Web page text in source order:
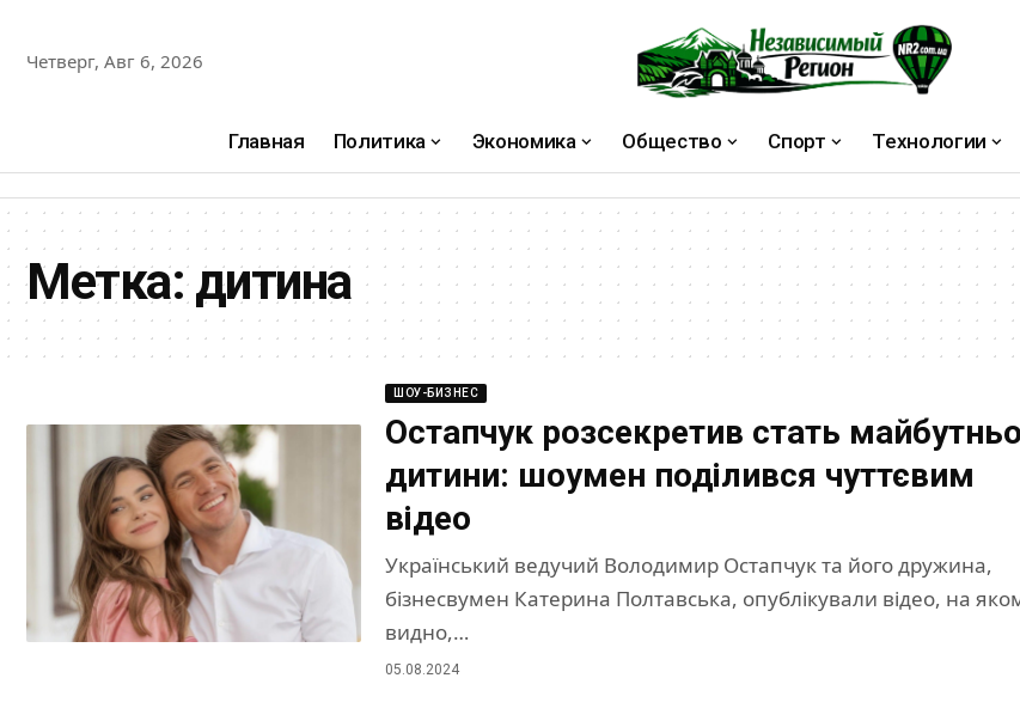
Четверг, Авг 6, 2026
Главная Политика Экономика Общество Спорт Технологии
Метка:дитина
ШОУ-БИЗНЕС
Остапчук розсекретив стать
дитини: шоумен поділився чуттєвим
відео
Український ведучий Володимир Остапчук та його дружина,
бізнесвумен Катерина Полтавська, опублікували відео, на
видно,…
05.08.2024